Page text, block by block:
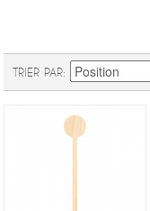
TRIER PAR